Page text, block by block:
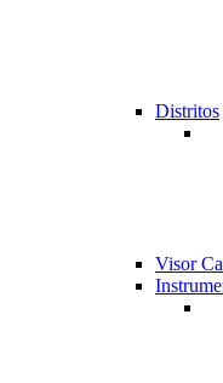
Distritos
Visor